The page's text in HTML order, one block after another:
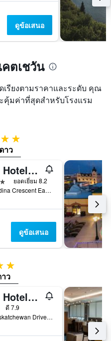
ดูข้อเสนอ
ตเชวัน
รียงตามราคาและระดับ คุณ
คุ้มค่าที่สุดสำหรับโรงแรม
4 ดาว
าว
Delta Hotels by Marriott Bessborough
ยอดเยี่ยม 8.2
601 Spadina Crescent East, ซัสคาทูน, SK, แคนาดา
ดูข้อเสนอ
ดาว
ว
Delta Hotels by Marriott Regina
ดี 7.9
1919 Saskatchewan Drive, เรจิน่า, SK, แคนาดา